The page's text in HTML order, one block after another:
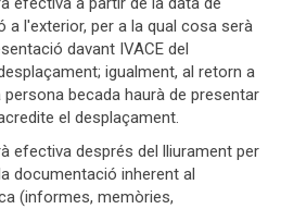
a l'exterior, per a la qual cosa serà
davant IVACE del
igualment, al retorn a
becada haurà de presentar
el desplaçament.
efectiva després del lliurament per
documentació inherent al
(informes, memòries,